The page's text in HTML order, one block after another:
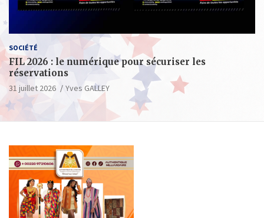
SOCIÉTÉ
FIL 2026 : le numérique pour sécuriser les
réservations
31 juillet 2026 Yves GALLEY